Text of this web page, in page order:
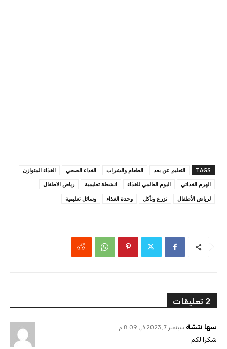
TAGS التعليم عن بعد الطعام والشراب الغذاء الصحي
الغذاء المتوازن
الهرم الغذائي
اليوم العالمي للغذاء انشطة تعليمية
رياض الاطفال
لرياض الأطفال
نزرع ونأكل وحدة الغذاء وسائل تعليمية
2 تعليقات
سها نتشة سبتمبر 7, 2023 في 8:09 م
شكرا لكم